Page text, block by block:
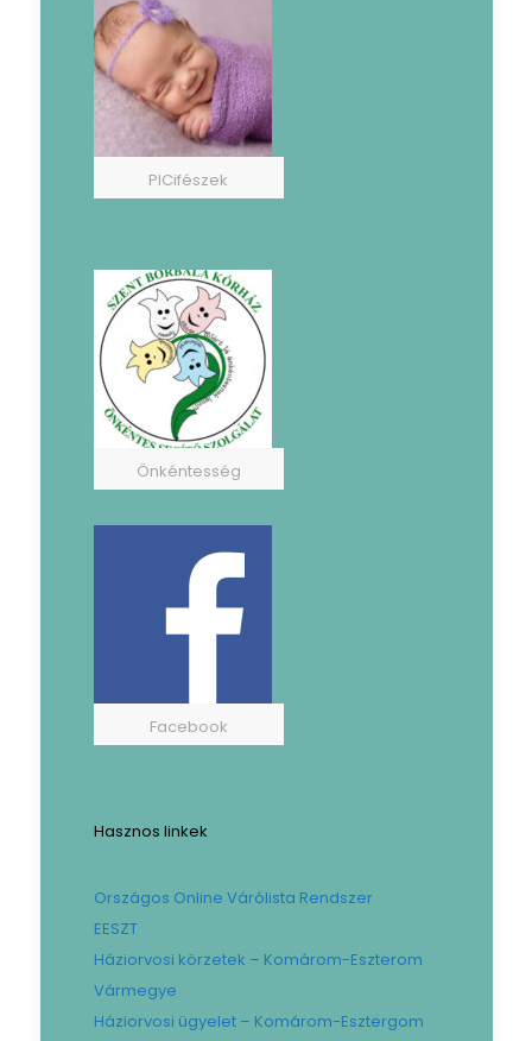
PICifészek
Önkéntesség
Facebook
Hasznos linkek
Országos Online Várólista Rendszer
EESZT
Háziorvosi körzetek – Komárom-Eszterom
Vármegye
Háziorvosi ügyelet – Komárom-Esztergom